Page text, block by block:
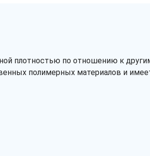
плотностью по отношению к
полимерных материалов и